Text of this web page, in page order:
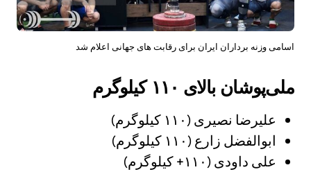
اسامی وزنه برداران ایران برای رقابت های جهانی اعلام شد
ملی‌پوشان بالای ۱۱۰ کیلوگرم
علیرضا نصیری (۱۱۰ کیلوگرم)
ابوالفضل زارع (۱۱۰ کیلوگرم)
علی داودی (۱۱۰+ کیلوگرم)